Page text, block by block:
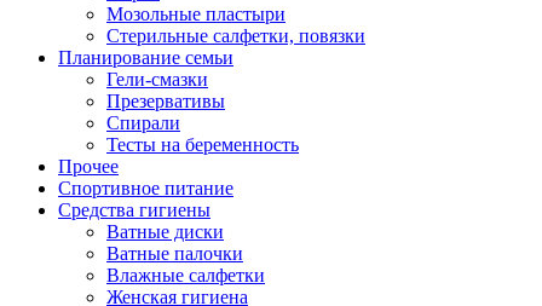
Мозольные пластыри
Стерильные салфетки, повязки
Планирование семьи
Гели-смазки
Презервативы
Спирали
Тесты на беременность
Прочее
Спортивное питание
Средства гигиены
Ватные диски
Ватные палочки
Влажные салфетки
Женская гигиена